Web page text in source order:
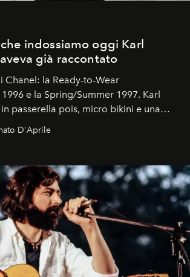
indossiamo oggi Karl
già raccontato
Chanel: la Ready-to-Wear
e la Spring/Summer 1997. Karl
passerella pois, micro bikini e una
per la spiaggia
Carla una dietro l'altra. Trent'anni dopo,
più contemporanei che abbiamo.
D'Aprile